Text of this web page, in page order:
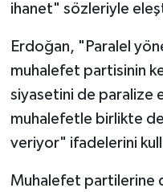
ihanet" sözleriyle
Erdoğan, "Paralel
muhalefet partisinin
siyasetini de paralize
muhalefetle birlikte
veriyor" ifadelerini
Muhalefet partilerine